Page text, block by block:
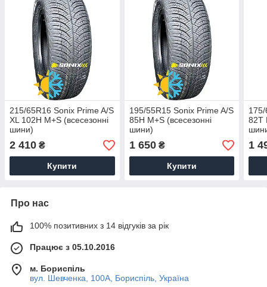
215/65R16 Sonix Prime A/S
XL 102H M+S (всесезонні
шини)
2 410 ₴
Купити
195/55R15 Sonix Prime A/S
85H M+S (всесезонні
шини)
1 650₴
Купити
82T
1
Про нас
100% позитивних з 14 відгуків за рік
Працює з 05.10.2016
м. Бориспіль
вул. Шевченка, 100А, Бориспіль, Україна